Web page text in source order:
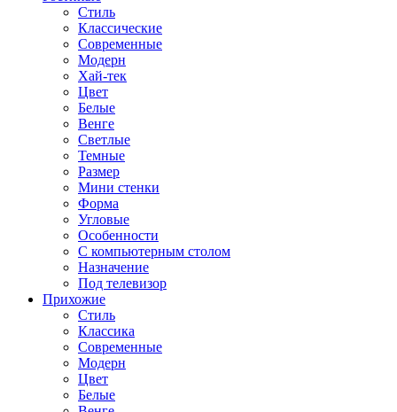
Стиль
Классические
Современные
Модерн
Хай-тек
Цвет
Белые
Венге
Светлые
Темные
Размер
Мини стенки
Форма
Угловые
Особенности
С компьютерным столом
Назначение
Под телевизор
Прихожие
Стиль
Классика
Современные
Модерн
Цвет
Белые